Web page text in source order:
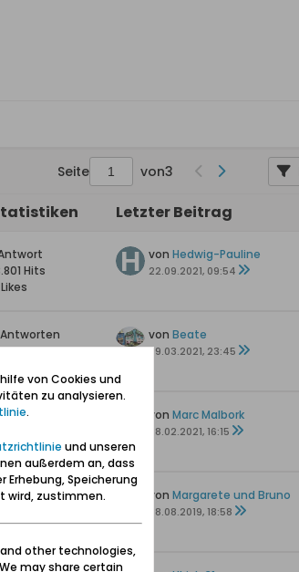
Seite von3
Letzter Beitrag
Hits
von Hedwig-Pauline
22.09.2021, 09:54
Hits
von Beate
09.03.2021, 23:45
von Marc Malbork
28.02.2021, 16:15
Antworten
von Margarete und Bruno
08.08.2019, 18:58
von Cookies und
zu analysieren.
.
und unseren
außerdem an, dass
Erhebung, Speicherung
wird, zustimmen.
other technologies,
may share certain